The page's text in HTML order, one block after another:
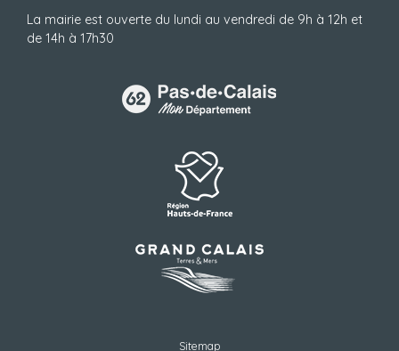
La mairie est ouverte du lundi au vendredi de 9h à 12h et
de 14h à 17h30
Sitemap